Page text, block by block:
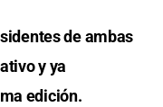
de ambas
y ya
edición.